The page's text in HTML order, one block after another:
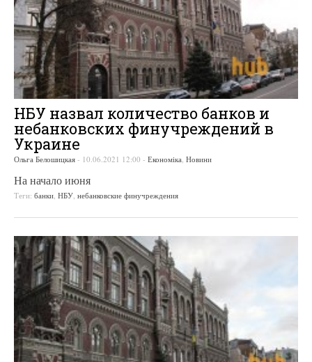
НБУ назвал количество банков и
небанковских финучреждений в
Украине
Ольга Белошицкая - 10.06.2021 12:00 - Економіка, Новини
На начало июня
Теги: банки, НБУ, небанковские финучреждения